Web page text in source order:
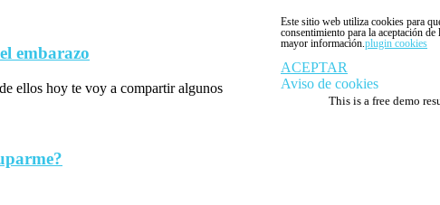
embarazo
ellos hoy te voy a compartir algunos
Este sitio web utiliza cookies para
consentimiento para la aceptación
mayor información.plugin cookies
ACEPTAR
Aviso de cookies
This is a free demo